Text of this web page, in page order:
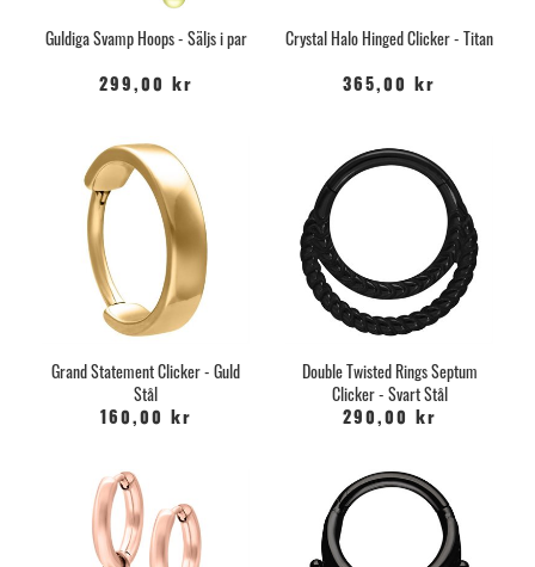
Guldiga Svamp Hoops - Säljs i par
299,00 kr
Crystal Halo Hinged Clicker - Titan
365,00 kr
Grand Statement Clicker - Guld
Stål
160,00 kr
Double Twisted Rings Septum
Clicker - Svart Stål
290,00 kr